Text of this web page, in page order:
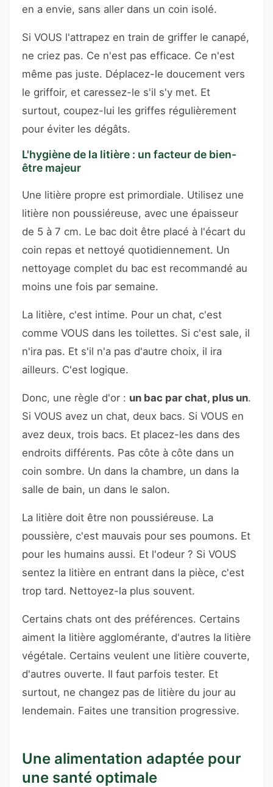
en a envie, sans aller dans un coin isolé.
Si VOUS l'attrapez en train de griffer le canapé,
ne criez pas. Ce n'est pas efficace. Ce n'est
même pas juste. Déplacez-le doucement vers
le griffoir, et caressez-le s'il s'y met. Et
surtout, coupez-lui les griffes régulièrement
pour éviter les dégâts.
L'hygiène de la litière : un facteur de bien-
être majeur
Une litière propre est primordiale. Utilisez une
litière non poussiéreuse, avec une épaisseur
de 5 à 7 cm. Le bac doit être placé à l'écart du
coin repas et nettoyé quotidiennement. Un
nettoyage complet du bac est recommandé au
moins une fois par semaine.
La litière, c'est intime. Pour un chat, c'est
comme VOUS dans les toilettes. Si c'est sale, il
n'ira pas. Et s'il n'a pas d'autre choix, il ira
ailleurs. C'est logique.
Donc, une règle d'or : un bac par chat, plus un.
Si VOUS avez un chat, deux bacs. Si VOUS en
avez deux, trois bacs. Et placez-les dans des
endroits différents. Pas côte à côte dans un
coin sombre. Un dans la chambre, un dans la
salle de bain, un dans le salon.
La litière doit être non poussiéreuse. La
poussière, c'est mauvais pour ses poumons. Et
pour les humains aussi. Et l'odeur ? Si VOUS
sentez la litière en entrant dans la pièce, c'est
trop tard. Nettoyez-la plus souvent.
Certains chats ont des préférences. Certains
aiment la litière agglomérante, d'autres la litière
végétale. Certains veulent une litière couverte,
d'autres ouverte. Il faut parfois tester. Et
surtout, ne changez pas de litière du jour au
lendemain. Faites une transition progressive.
Une alimentation adaptée pour
une santé optimale